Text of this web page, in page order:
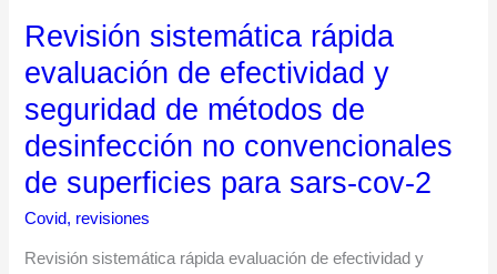
inmunidad
mediada
por
Revisión sistemática rápida
evaluación de efectividad y
seguridad de métodos de
desinfección no convencionales
de superficies para sars-cov-2
Covid, revisiones
Revisión sistemática rápida evaluación de efectividad y
Revisión
rápida
evaluación
de
efectividad
y
métodos